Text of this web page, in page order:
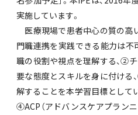
実施しています。
医療現場で患者中心の質の高
門職連携を実践できる能力は不
職の役割や視点を理解する、②
要な態度とスキルを身に付ける
解することを本学習目標として
④ACP（アドバンスケアプランニ